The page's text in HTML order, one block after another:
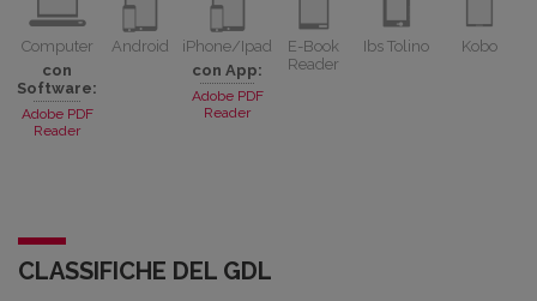
Computer
con
Software:
Adobe PDF
Reader
Android
iPhone/Ipad
con App:
Adobe PDF
Reader
E-Book
Reader
Ibs Tolino Kobo
CLASSIFICHE DEL GDL